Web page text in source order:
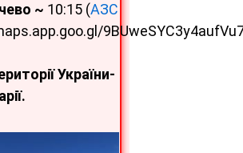
~ 10:15 (АЗС
України-